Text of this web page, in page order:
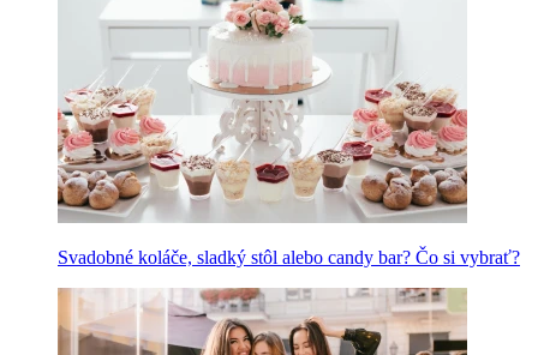
Svadobné koláče, sladký stôl alebo candy bar? Čo si vybrať?